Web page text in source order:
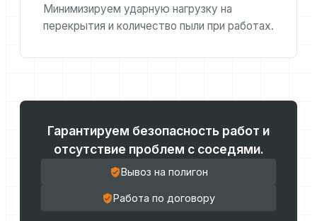
Минимизируем ударную нагрузку на
перекрытия и количество пыли при работах.
Гарантируем безопасность работ и
отсутствие проблем с соседями.
Вывоз на полигон
Работа по договору